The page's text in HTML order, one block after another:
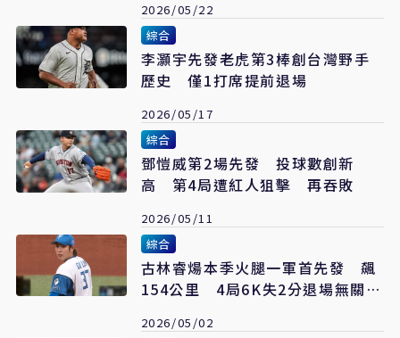
2026/05/22
綜合
李灝宇先發老虎第3棒創台灣野手
歷史 僅1打席提前退場
2026/05/17
綜合
鄧愷威第2場先發 投球數創新
高 第4局遭紅人狙擊 再吞敗
2026/05/11
綜合
古林睿煬本季火腿一軍首先發 飆
154公里 4局6K失2分退場無關勝
2026/05/02